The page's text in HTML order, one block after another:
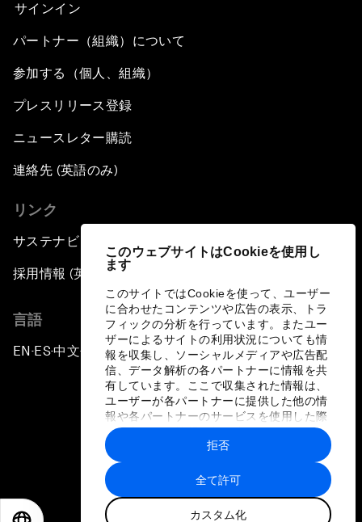
このウェブサイトはCookieを使用し
ます
このサイトではCookieを使って、ユーザー
に合わせたコンテンツや広告の表示、トラ
フィックの分析を行っています。またユー
ザーによるサイトの利用状況についても情
報を収集し、ソーシャルメディアや広告配
信、データ解析の各パートナーに情報を共
有しています。ここで収集された情報は、
ユーザーが各パートナーに提供した他の情
報や各パートナーのサービスを使用した際
に収集された情報と組み合わされ、各パー
トナーによって使用されることがありま
す。
全て許可
カスタム化
拒否
サインイン
パートナー（組織）について
参加する（個人、組織）
プレスリリース登録
ニュースレター購読
連絡先 (英語のみ)
リンク
サステナビリティへの取り組み
採用情報 (英語のみ)
言語
EN ▪ES▪中文▪ 日本語
プライバシーポリシーと利用規約
サイトマップ